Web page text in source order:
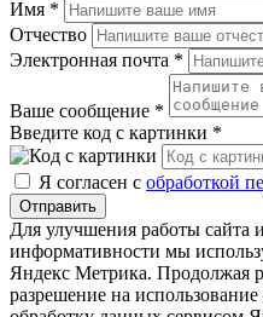
Имя *
Отчество
Электронная почта *
Ваше сообщение *
Введите код с картинки *
Я согласен с обработкой
Отправить
Для улучшения работы сайта
информативности мы
Яндекс Метрика. Продолжая
разрешение на